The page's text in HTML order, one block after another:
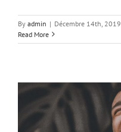
By admin | Décembre 14th, 2019
Read More